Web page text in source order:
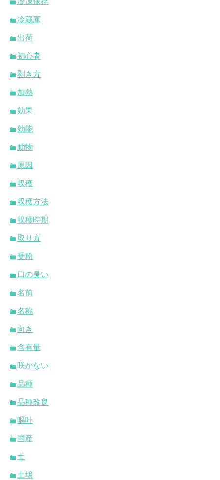
冷蔵庫
出荷
初心者
剥き方
加熱
効果
効能
動物
原因
収穫
収穫方法
収穫時期
取り方
受粉
口の臭い
名前
名称
向き
含有量
咲かない
品種
品種改良
嘔吐
国産
土
土壌